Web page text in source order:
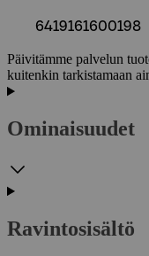
6419161600198
Päivitämme palvelun
kuitenkin tarkistamaan
Ominaisuudet
Ravintosisältö